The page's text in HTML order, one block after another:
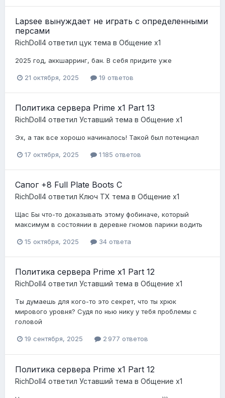
Lapsee вынуждает не играть с определенными
персами
RichDoll4 ответил цук тема в Общение x1
2025 год, аккшарринг, бан. В себя придите уже
21 октября, 2025 19 ответов
Политика сервера Prime x1 Part 13
RichDoll4 ответил Уставший тема в Общение x1
Эх, а так все хорошо начиналось! Такой был потенциал
17 октября, 2025 1 185 ответов
Сапог +8 Full Plate Boots C
RichDoll4 ответил Ключ ТХ тема в Общение x1
Щас Бы что-то доказывать этому фобиначе, который
максимум в состоянии в деревне гномов парики водить
15 октября, 2025 34 ответа
Политика сервера Prime x1 Part 12
RichDoll4 ответил Уставший тема в Общение x1
Ты думаешь для кого-то это секрет, что ты хрюк
мирового уровня? Судя по нью нику у тебя проблемы с
головой
19 сентября, 2025 2 977 ответов
Политика сервера Prime x1 Part 12
RichDoll4 ответил Уставший тема в Общение x1